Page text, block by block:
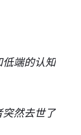
端的认知
然去世了